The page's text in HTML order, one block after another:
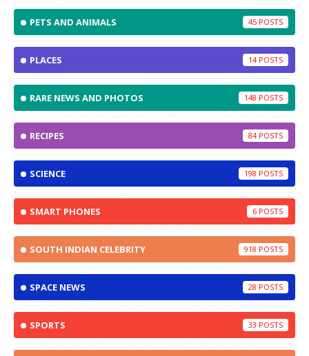
PETS AND ANIMALS 45
PLACES 14
RARE NEWS AND PHOTOS 148
RECIPES 84
SCIENCE 198
SMART PHONES 6
SOUTH INDIAN CELEBRITY 918
SPACE NEWS 28
SPORTS 33